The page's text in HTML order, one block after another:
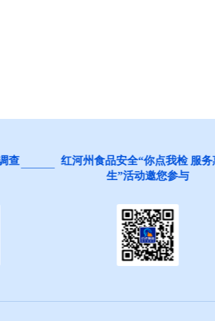
红河州食品安全“你点我检 服务惠民
生”活动邀您参与